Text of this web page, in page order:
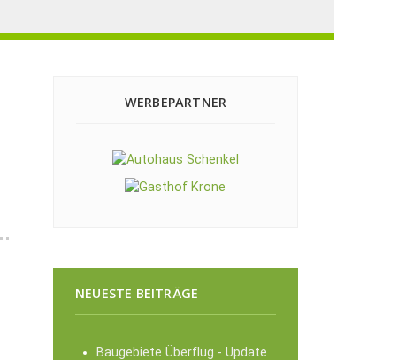
WERBEPARTNER
NEUESTE BEITRÄGE
Baugebiete Überflug - Update